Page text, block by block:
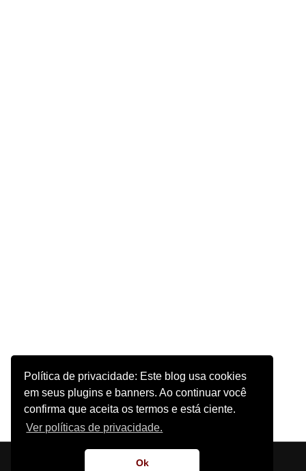
Política de privacidade: Este blog usa cookies
em seus plugins e banners. Ao continuar você
confirma que aceita os termos e está ciente.
Ver políticas de privacidade.
Ok
Sobre o Site